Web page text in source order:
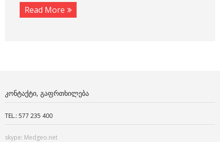
Read More
ᲙᲝᲜᲢᲐᲥᲢᲘ, ᲒᲐᲤᲠᲗᲮᲘᲚᲔᲑᲐ
TEL.: 577 235 400
skype: Medgeo.net